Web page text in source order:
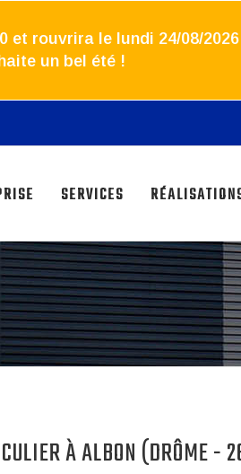
et rouvrira le lundi 24/08/
un bel été !
SERVICES
À ALBON (DRÔME -